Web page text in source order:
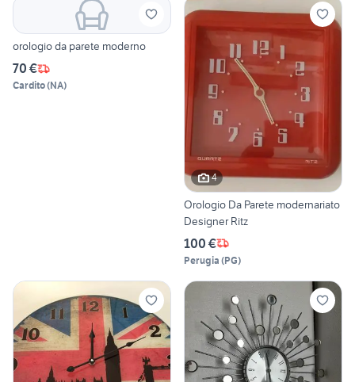
orologio da parete moderno
70 €
Cardito(NA)
4
Orologio Da Parete modernariato
Designer Ritz
100 €
Perugia (PG)